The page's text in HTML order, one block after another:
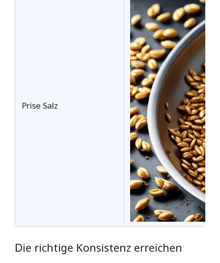
Prise Salz
Die richtige Konsistenz erreichen